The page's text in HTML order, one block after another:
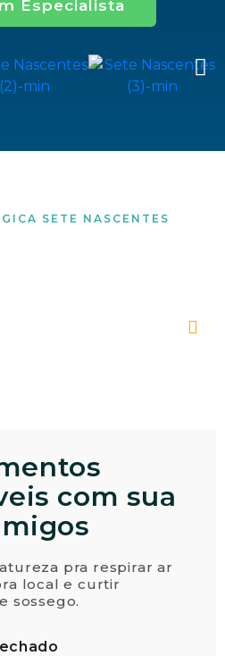
Especialista
SETE NASCENTES
com sua
pra respirar ar
local e curtir
sossego.